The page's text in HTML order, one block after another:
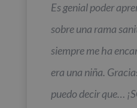
Es genial poder
sobre una rama
siempre me ha
era una niña.
puedo decir que…